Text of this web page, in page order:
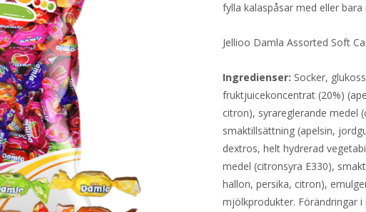
fylla kalaspåsar med eller
Jellioo Damla Assorted Soft
Ingredienser: Socker,
fruktjuicekoncentrat (20%)
citron), syrareglerande medel
smaktillsättning (apelsin,
dextros, helt hydrerad
medel (citronsyra E330),
hallon, persika, citron),
mjölkprodukter. Förändringar